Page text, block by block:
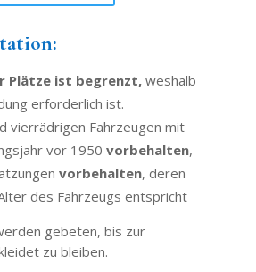
Plätze ist begrenzt,weshalb
erforderlich ist.
vierrädrigen Fahrzeugen mit
vor 1950 vorbehalten,
vorbehalten, deren
des Fahrzeugs entspricht
gebeten, bis zur
zu bleiben.